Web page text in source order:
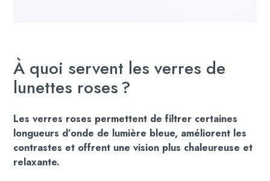
À quoi servent les verres de
lunettes roses ?
Les verres roses permettent de filtrer certaines
longueurs d’onde de lumière bleue, améliorent les
contrastes et offrent une vision plus chaleureuse et
relaxante.